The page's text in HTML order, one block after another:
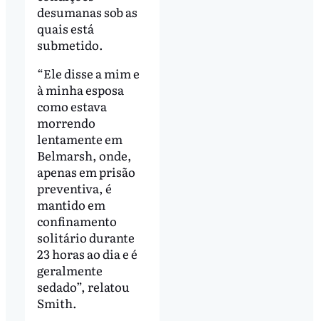
desumanas sob as
quais está
submetido.
“Ele disse a mim e
à minha esposa
como estava
morrendo
lentamente em
Belmarsh, onde,
apenas em prisão
preventiva, é
mantido em
confinamento
solitário durante
23 horas ao dia e é
geralmente
sedado”, relatou
Smith.